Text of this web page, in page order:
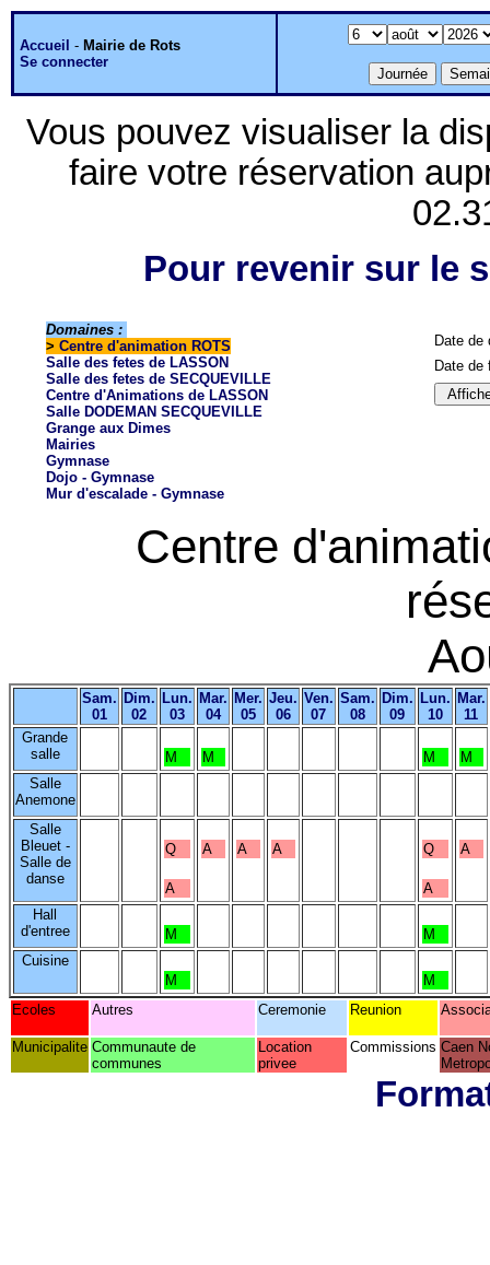
Accueil - Mairie de Rots
Se connecter
Vous pouvez visualiser la
faire votre réservation
Pour revenir sur le
Domaines :
> Centre d'animation ROTS
Salle des fetes de LASSON
Salle des fetes de SECQUEVILLE
Centre d'Animations de LASSON
Salle DODEMAN SECQUEVILLE
Grange aux Dimes
Mairies
Gymnase
Dojo - Gymnase
Mur d'escalade - Gymnase
Date de
Date de
Centre
Sam.
01
Dim.
02
Lun.
03
Mar.
04
Mer.
05
Jeu.
06
Ven.
07
Sam.
08
Dim.
09
Lun.
10
Mar.
11
Grande
salle
M M M
M
Salle
Anemone
Salle
Bleuet -
Salle de
danse
Q
A
A A A Q
A
A
Hall
d'entree
M
M
Cuisine
M
M
Ecoles
Autres Ceremonie Reunion
Municipalite Communaute de
communes
Location
privee
Commissions Caen